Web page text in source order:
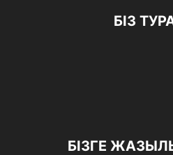
БІЗ
БІЗГЕ